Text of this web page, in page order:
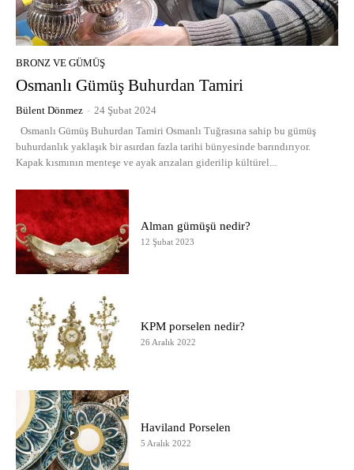
BRONZ VE GÜMÜŞ
Osmanlı Gümüş Buhurdan Tamiri
Bülent Dönmez - 24 Şubat 2024
Osmanlı Gümüş Buhurdan Tamiri Osmanlı Tuğrasına sahip bu gümüş
buhurdanlık yaklaşık bir asırdan fazla tarihi bünyesinde barındırıyor.
Kapak kısmının menteşe ve ayak arızaları giderilip kültürel...
Alman gümüşü nedir?
12 Şubat 2023
KPM porselen nedir?
26 Aralık 2022
Haviland Porselen
5 Aralık 2022